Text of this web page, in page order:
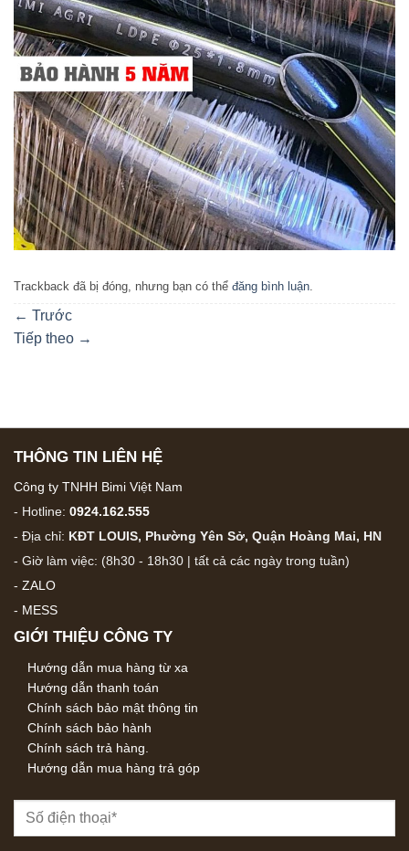
Trackback đã bị đóng, nhưng bạn có thể đăng bình luận
← Trước
Tiếp theo →
THÔNG TIN LIÊN HỆ
Công ty TNHH Bimi Việt Nam
- Hotline: 0924.162.555
- Địa chỉ: KĐT LOUIS, Phường Yên Sở, Quận Hoàng Mai, HN
- Giờ làm việc: (8h30 - 18h30 | tất cả các ngày trong tuần)
- ZALO
- MESS
GIỚI THIỆU CÔNG TY
Hướng dẫn mua hàng từ xa
Hướng dẫn thanh toán
Chính sách bảo mật thông tin
Chính sách bảo hành
Chính sách trả hàng.
Hướng dẫn mua hàng trả góp